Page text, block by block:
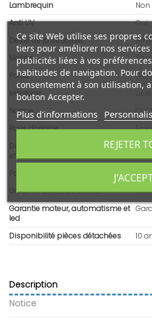
Lambrequin
Non
Anti UV
Oui
Détail de la structure
Matière
Poids
74
Montage
Norme
Pays d'origine
Dimensions brutes - article
78
Garantie armature et toile
Garantie moteur, automatisme et
led
Disponibilité pièces détachées 10
Description
Notice
Ce site Web utilise ses propres
tiers pour améliorer nos
publicités liées à vos
habitudes de navigation. Pour
consentement à son utilisation,
bouton Accepter.
Plus d'informations
REJETER